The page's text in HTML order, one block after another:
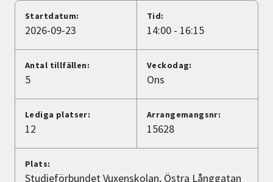
Avdelningar
Lyssna
Startdatum:
2026-09-23
Tid:
14:00 - 16:15
Antal tillfällen:
5
Veckodag:
Ons
Lediga platser:
12
Arrangemangsnr:
15628
Plats:
Studieförbundet Vuxenskolan, Östra Långgatan